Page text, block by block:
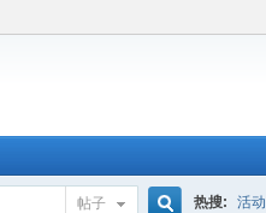
帖子 热搜: 活动